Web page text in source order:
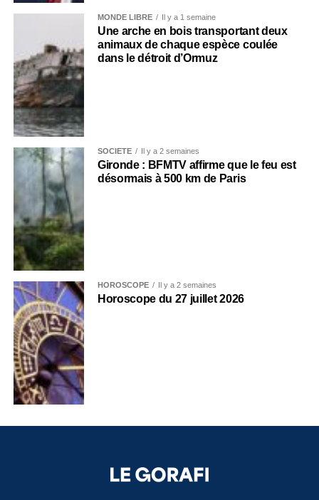
MONDE LIBRE Il y a 1 semaine
Une arche en bois transportant deux
animaux de chaque espèce coulée
dans le détroit d’Ormuz
SOCIÉTÉ Il y a 2 semaines
Gironde : BFMTV affirme que le feu est
désormais à 500 km de Paris
HOROSCOPE Il y a 2 semaines
Horoscope du 27 juillet 2026